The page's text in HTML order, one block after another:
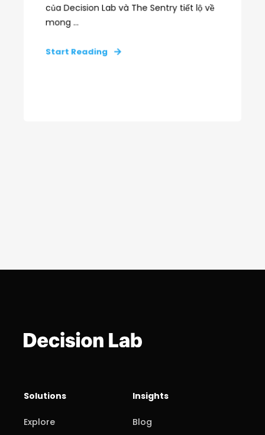
của Decision Lab và The Sentry tiết lộ về
mong ...
Start Reading
Solutions
Explore
Insights
Blog